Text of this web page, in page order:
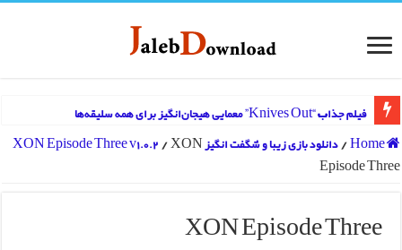
فیلم جذاب “Knives Out” معمایی هیجان‌انگیز برای همه سلیقه‌ها
Home
/دانلود بازی زیبا و شگفت انگیز XON Episode Three v1.0.2 /XON
Episode Three
XON Episode Three